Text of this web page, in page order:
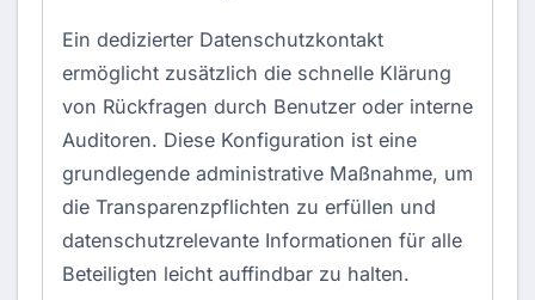
Ein dedizierter Datenschutzkontakt
ermöglicht zusätzlich die schnelle Klärung
von Rückfragen durch Benutzer oder interne
Auditoren. Diese Konfiguration ist eine
grundlegende administrative Maßnahme, um
die Transparenzpflichten zu erfüllen und
datenschutzrelevante Informationen für alle
Beteiligten leicht auffindbar zu halten.